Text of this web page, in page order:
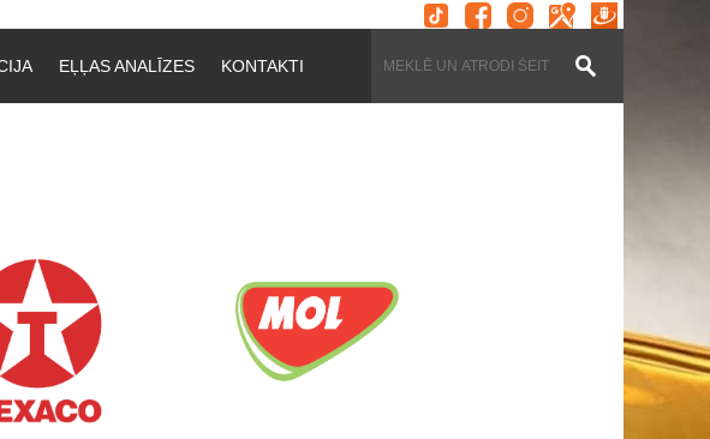
EĻĻAS ANALĪZES KONTAKTI